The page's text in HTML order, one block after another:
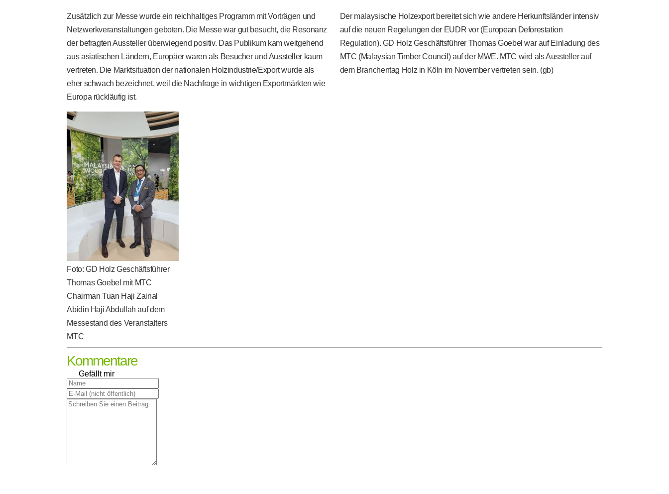
Zusätzlich zur Messe wurde ein reichhaltiges Programm mit Vorträgen und
Netzwerkveranstaltungen geboten. Die Messe war gut besucht, die Resonanz
der befragten Aussteller überwiegend positiv. Das Publikum kam weitgehend
aus asiatischen Ländern, Europäer waren als Besucher und Aussteller kaum
vertreten. Die Marktsituation der nationalen Holzindustrie/Export wurde als
eher schwach bezeichnet, weil die Nachfrage in wichtigen Exportmärkten wie
Europa rückläufig ist.
Der malaysische Holzexport bereitet sich wie andere Herkunftsländer intensiv
auf die neuen Regelungen der EUDR vor (European Deforestation
Regulation). GD Holz Geschäftsführer Thomas Goebel war auf Einladung des
MTC (Malaysian Timber Council) auf der MWE. MTC wird als Aussteller auf
dem Branchentag Holz in Köln im November vertreten sein. (gb)
Foto: GD Holz Geschäftsführer
Thomas Goebel mit MTC
Chairman Tuan Haji Zainal
Abidin Haji Abdullah auf dem
Messestand des Veranstalters
MTC
Kommentare
Gefällt mir